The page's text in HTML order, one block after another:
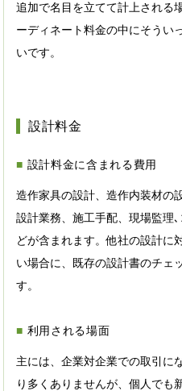
追加で名目を立てて計上される
ーディネート料金の中にそうい
いです。
設計料金
設計料金に含まれる費用
造作家具の設計、造作内装材の
設計業務、施工手配、現場監理
どが含まれます。他社の設計に
い場合に、既存の設計書のチェ
す。
利用される場面
主には、企業対企業での取引に
り多くありませんが、個人でも